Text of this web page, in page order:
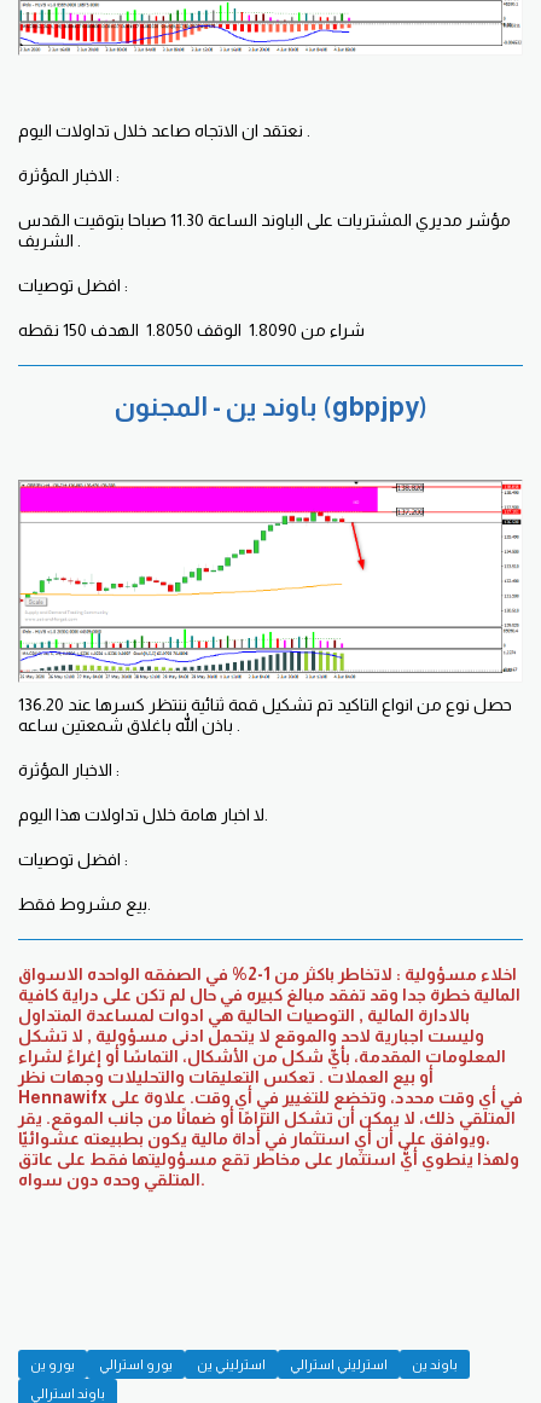
نعتقد ان الاتجاه صاعد خلال تداولات اليوم .
الاخبار المؤثرة :
مؤشر مديري المشتريات على الباوند الساعة 11.30 صباحا بتوقيت القدس
الشريف .
افضل توصيات :
باوند ين - المجنون (gbpjpy)
حصل نوع من انواع التاكيد تم تشكيل قمة ثنائية ننتظر كسرها عند 136.20
الاخبار المؤثرة :
افضل توصيات :
اخلاء مسؤولية : لاتخاطر باكثر من 1-2% في الصفقه الواحده الاسواق
المالية خطرة جدا وقد تفقد مبالغ كبيره في حال لم تكن على دراية كافية
بالادارة المالية , التوصيات الحالية هي ادوات لمساعدة المتداول
وليست اجبارية لاحد والموقع لا يتحمل ادنى مسؤولية , لا تشكل
المعلومات المقدمة، بأيِّ شكل من الأشكال، التماسًا أو إغراءً لشراء
أو بيع العملات . تعكس التعليقات والتحليلات وجهات نظر
Hennawifx في أي وقت محدد، وتخضع للتغيير في أي وقت. علاوة على
ذلك، لا يمكن أن تشكل التزامًا أو ضمانًا من جانب الموقع. يقر ‎المتلقي
ويوافق على أن أي استثمار في أداة مالية يكون بطبيعته عشوائيّا،
المتلقي وحده دون سواه.
يورو ين يورو استرالي استرليني ين استرليني استرالي
باوند ين
باوند استرالي